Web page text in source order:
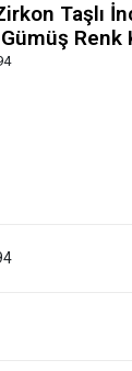
Taşlı
Renk